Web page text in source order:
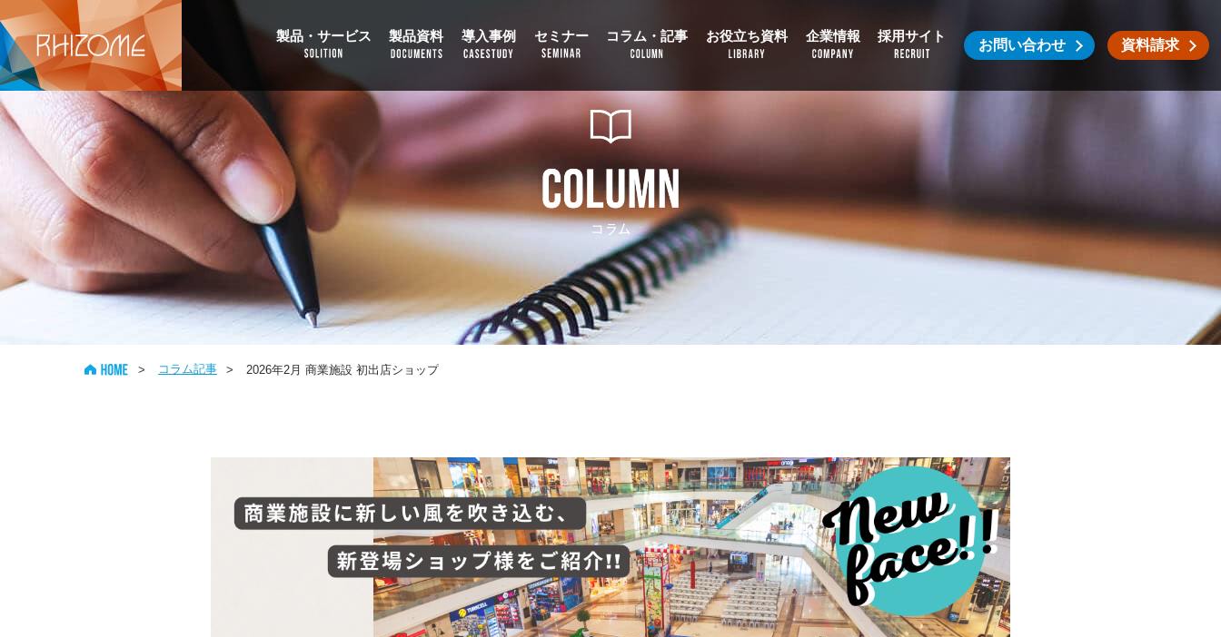
お問い合わせ 資料請求
製品・サービス 製品資料 導入事例 セミナー コラム・記事 お役立ち資料 企業情報 採用サイト
> コラム記事 > 2026年2月 商業施設 初出店ショップ